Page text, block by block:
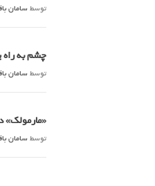
توسطسامان
چشم به راه
توسطسامان
«مارمولک»
توسطسامان